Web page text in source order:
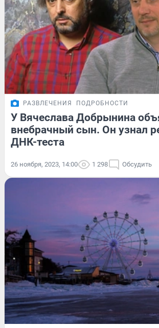
РАЗВЛЕЧЕНИЯ ПОДРОБНОСТИ
У Вячеслава Добрынина
внебрачный сын. Он узнал
ДНК-теста
26 ноября, 2023, 14:00 1 298 Обсудить